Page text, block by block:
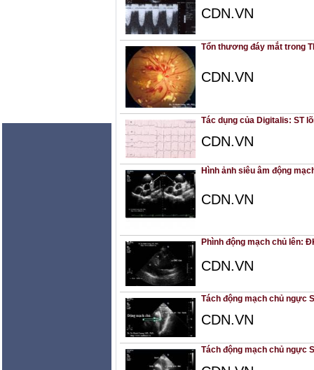
CDN.VN
Tổn thương đáy mắt trong
CDN.VN
Tác dụng của Digitalis: ST
CDN.VN
Hình ảnh siêu âm động
CDN.VN
Phình động mạch chủ lên:
CDN.VN
Tách động mạch chủ ngực
CDN.VN
Tách động mạch chủ ngực